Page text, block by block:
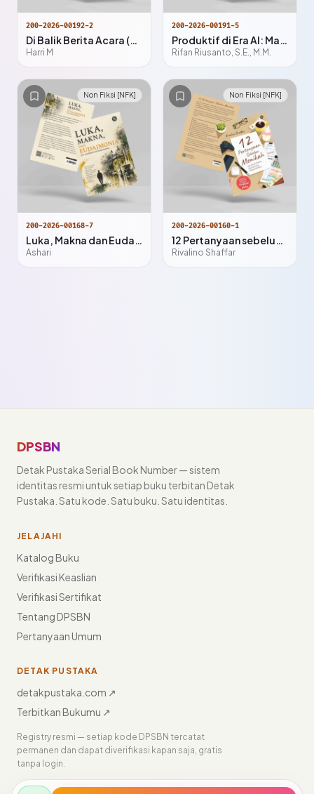
200-2026-00192-2
Di Balik Berita Acara (Catatan dari ruang Pengawasan Ketenagakerjaan)
Harri M
200-2026-00191-5
Produktif di Era AI: Manajemen Waktu & Fokus untuk Mahasiswa, Pekerja, UMKM, dan Content Creator
Rifan Riusanto, S.E., M.M.
Non Fiksi [NFK]
200-2026-00168-7
Luka, Makna dan Eudaimonia dalam Psikologi Eksistensial
Ashari
Non Fiksi [NFK]
200-2026-00160-1
12 Pertanyaan sebelum Menikah
Rivalino Shaffar
DPSBN
Detak Pustaka Serial Book Number — sistem
identitas resmi untuk setiap buku terbitan Detak
Pustaka. Satu kode. Satu buku. Satu identitas.
JELAJAHI
Katalog Buku
Verifikasi Keaslian
Verifikasi Sertifikat
Tentang DPSBN
Pertanyaan Umum
DETAK PUSTAKA
detakpustaka.com ↗
Terbitkan Bukumu ↗
Registry resmi — setiap kode DPSBN tercatat
permanen dan dapat diverifikasi kapan saja, gratis
tanpa login.